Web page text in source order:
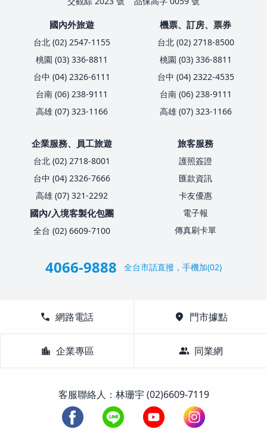
國內外旅遊
台北 (02) 2547-1155
桃園 (03) 336-8811
台中 (04) 2326-6111
台南 (06) 238-9111
高雄 (07) 323-1166
機票、訂房、票券
台北 (02) 2718-8500
桃園 (03) 336-8811
台中 (04) 2322-4535
台南 (06) 238-9111
高雄 (07) 323-1166
企業服務、員工旅遊
台北 (02) 2718-8001
台中 (04) 2326-7666
高雄 (07) 321-2292
國內/入境客製化包團
全台 (02) 6609-7100
旅客服務
護照簽證
匯款資訊
卡友優惠
電子報
傳真刷卡單
4066-9888 全台市話直撥，手機加(02)
call 網路電話 location_on 門市據點
location_city 企業專區 group 同業網
客服聯絡人：林珊宇 (02)6609-7119